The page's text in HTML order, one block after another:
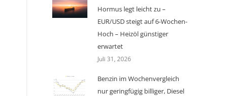
Hormus legt leicht zu –
EUR/USD steigt auf 6-Wochen-
Hoch – Heizöl günstiger
erwartet
Juli 31, 2026
Benzin im Wochenvergleich
nur geringfügig billiger, Diesel